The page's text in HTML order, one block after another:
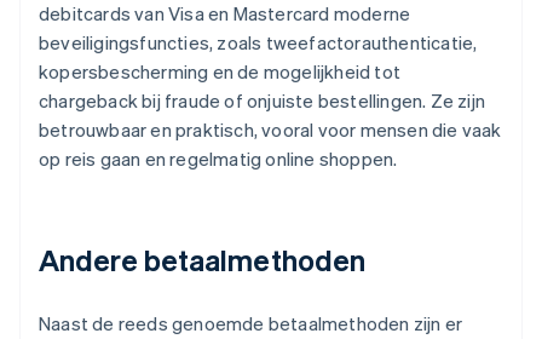
debitcards van Visa en Mastercard moderne
beveiligingsfuncties, zoals tweefactorauthenticatie,
kopersbescherming en de mogelijkheid tot
chargeback bij fraude of onjuiste bestellingen. Ze zijn
betrouwbaar en praktisch, vooral voor mensen die vaak
op reis gaan en regelmatig online shoppen.
Andere betaalmethoden
Naast de reeds genoemde betaalmethoden zijn er